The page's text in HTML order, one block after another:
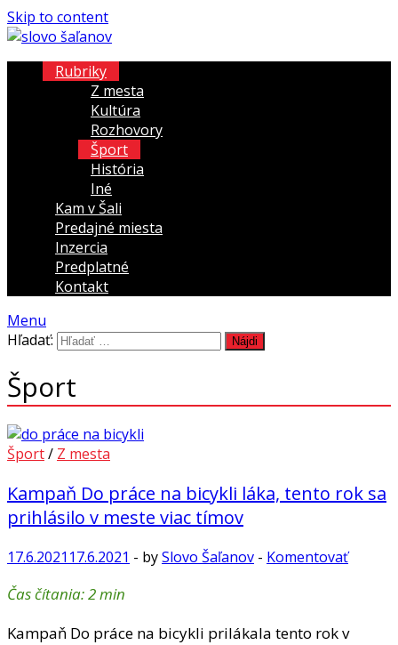
Skip to content
Rubriky
Z mesta
Kultúra
Rozhovory
Šport
História
Iné
Kam v Šali
Predajné miesta
Inzercia
Predplatné
Kontakt
Menu
Hľadať:
Šport
Šport/ Z mesta
Kampaň Do práce na bicykli láka, tento rok sa
prihlásilo v meste viac tímov
17.6.2021 17.6.2021 - bySlovo Šaľanov - Komentovať
Čas čítania:2min
Kampaň Do práce na bicykli prilákala tento rok v